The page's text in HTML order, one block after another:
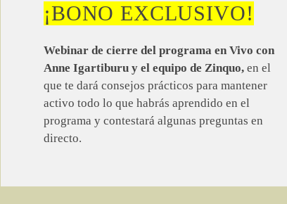
¡BONO EXCLUSIVO!
Webinar de cierre del programa en Vivo con
Anne Igartiburu y el equipo de Zinquo, en el
que te dará consejos prácticos para mantener
activo todo lo que habrás aprendido en el
programa y contestará algunas preguntas en
directo.